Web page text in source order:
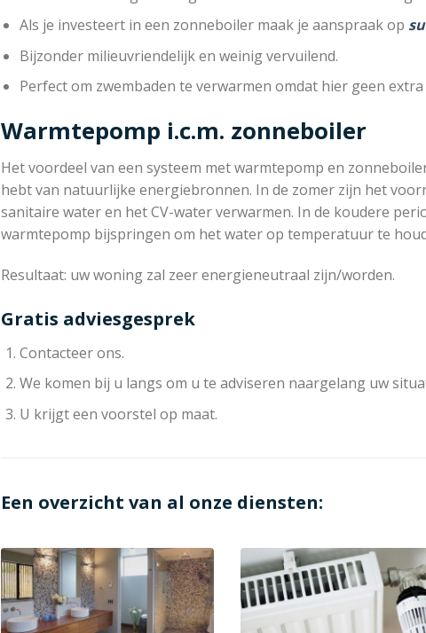
Als je investeert in een zonneboiler maak je aanspraak op
Bijzonder milieuvriendelijk en weinig vervuilend.
Perfect om zwembaden te verwarmen omdat hier geen
Warmtepomp i.c.m. zonneboiler
Het voordeel van een systeem met warmtepomp en
hebt van natuurlijke energiebronnen. In de zomer zijn het
sanitaire water en het CV-water verwarmen. In de koudere
warmtepomp bijspringen om het water op temperatuur te
Resultaat: uw woning zal zeer energieneutraal zijn/worden.
Gratis adviesgesprek
Contacteer ons.
We komen bij u langs om u te adviseren naargelang uw
U krijgt een voorstel op maat.
Een overzicht van al onze diensten: